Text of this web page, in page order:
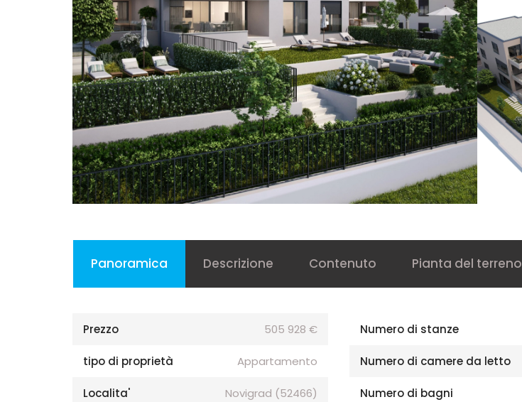
Panoramica Descrizione Contenuto Pianta del terreno
Prezzo 505 928 € Numero di stanze
tipo di proprietà Appartamento Numero di camere da letto
Localita' Novigrad (52466) Numero di bagni